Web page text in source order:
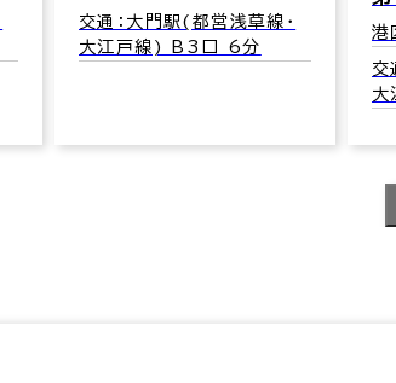
交通：大門駅(都営浅草線･
大江戸線) B3口 6分
港
交